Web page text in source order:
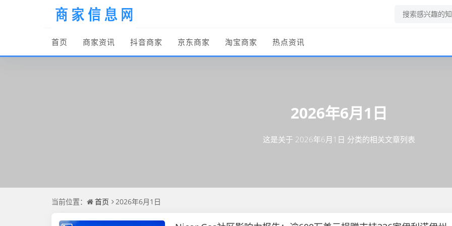
首页 商家资讯 抖音商家 京东商家 淘宝商家 热点资讯
2026年6月1日
这是关于 2026年6月1日 分类的相关文章列表
当前位置： 首页 2026年6月1日